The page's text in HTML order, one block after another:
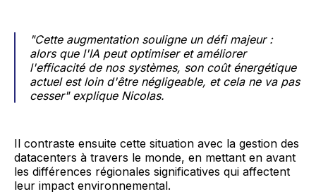
"Cette augmentation souligne un défi majeur :
alors que l'IA peut optimiser et améliorer
l'efficacité de nos systèmes, son coût énergétique
actuel est loin d'être négligeable, et cela ne va pas
cesser" explique Nicolas.
Il contraste ensuite cette situation avec la gestion des
datacenters à travers le monde, en mettant en avant
les différences régionales significatives qui affectent
leur impact environnemental.